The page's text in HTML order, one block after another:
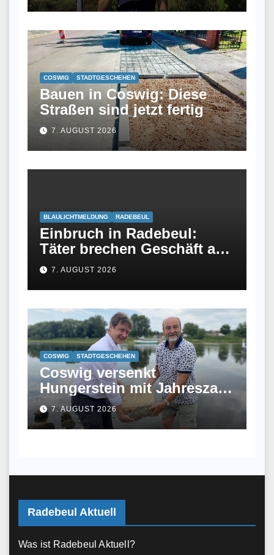
Winzerin
COSWIG STADTGESCHEHEN
Bauen in Coswig: Diese
Straßen sind jetzt fertig
7. AUGUST 2026
BLAULICHTMELDUNG RADEBEUL
Einbruch in Radebeul:
Täter brechen Geschäft an
Meißner Straße auf
7. AUGUST 2026
COSWIG STADTGESCHEHEN
Coswig versenkt
Hungerstein mit Jahreszahl
2026 in der Elbe
7. AUGUST 2026
Radebeul Aktuell
Was ist Radebeul Aktuell?